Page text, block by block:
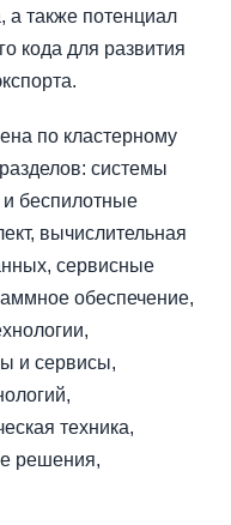
а также потенциал
кода для развития
по кластерному
системы
и беспилотные
вычислительная
сервисные
обеспечение,
и сервисы,
техника,
решения,